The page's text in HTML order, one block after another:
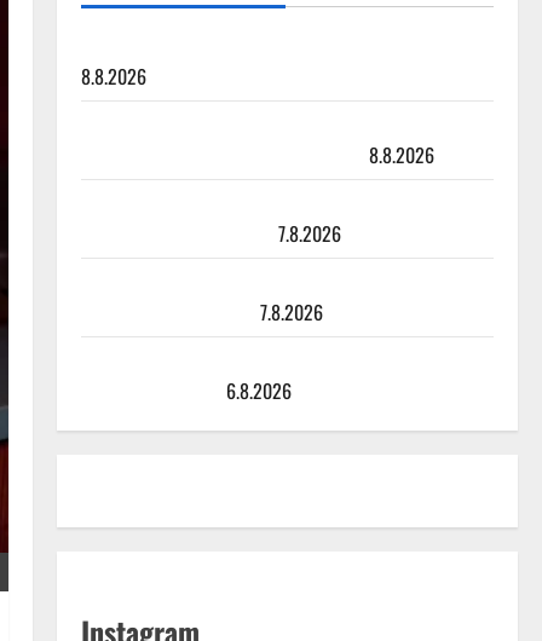
8.8.2026
8.8.2026
7.8.2026
7.8.2026
6.8.2026
Instagram